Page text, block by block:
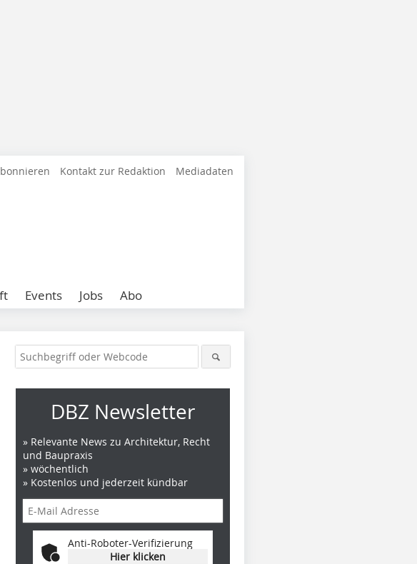
Kontakt zur Redaktion Mediadaten
Events Jobs Abo
DBZ Newsletter
» Relevante News zu Architektur, Recht
und Baupraxis
» wöchentlich
» Kostenlos und jederzeit kündbar
Anti-Roboter-Verifizierung
Hier klicken